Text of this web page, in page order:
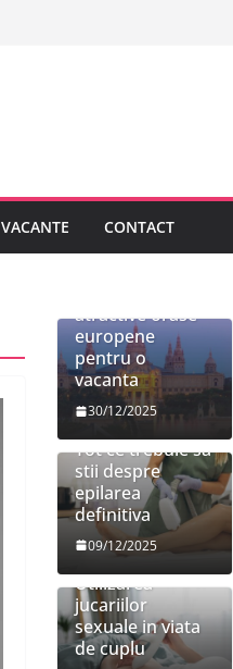
VACANTE CONTACT
atractive orase
europene
pentru o
vacanta
30/12/2025
Tot ce trebuie sa
stii despre
epilarea
definitiva
09/12/2025
Utilizarea
jucariilor
sexuale in viata
de cuplu